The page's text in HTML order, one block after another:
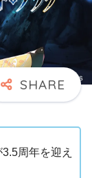
周年を迎え